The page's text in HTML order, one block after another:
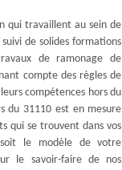
qui travaillent au sein de
de solides formations
de ramonage de
compte des règles de
compétences hors du
du 31110 est en mesure
qui se trouvent dans vos
le modèle de votre
le savoir-faire de nos